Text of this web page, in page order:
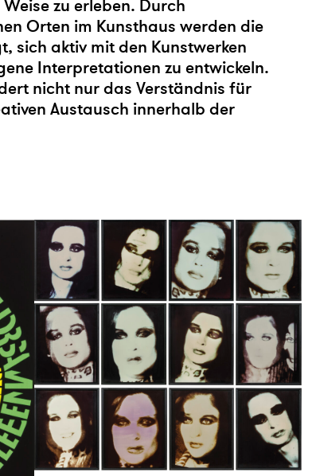
zu erleben. Durch
Orten im Kunsthaus werden die
sich aktiv mit den Kunstwerken
Interpretationen zu entwickeln.
nicht nur das Verständnis für
Austausch innerhalb der